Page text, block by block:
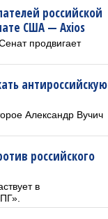
российской
США — Axios
продвигает
антироссийскую
Александр Вучич
российского
в